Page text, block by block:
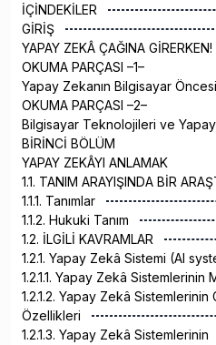
İÇİNDEKİLER
GİRİŞ
YAPAY ZEKÂ ÇAĞINA GİRERKEN!
OKUMA PARÇASI –1–
Yapay Zekanın Bilgisayar
OKUMA PARÇASI –2–
Bilgisayar Teknolojileri ve
BİRİNCİ BÖLÜM
YAPAY ZEKÂYI ANLAMAK
1.1. TANIM ARAYIŞINDA BİR
1.1.1. Tanımlar
1.1.2. Hukuki Tanım
1.2. İLGİLİ KAVRAMLAR
1.2.1. Yapay Zekâ Sistemi (AI
1.2.1.1. Yapay Zekâ Sistemlerinin
1.2.1.2. Yapay Zekâ Sistemlerinin
Özellikleri
1.2.1.3. Yapay Zekâ Sistemlerinin